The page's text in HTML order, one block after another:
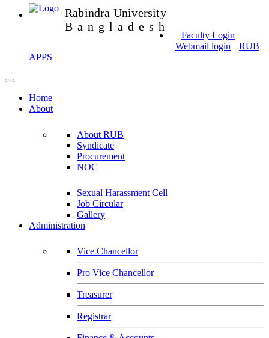
Rabindra University
Bangladesh
Faculty Login
Webmail login
RUB
APPS
Home
About
About RUB
Syndicate
Procurement
NOC
Sexual Harassment Cell
Job Circular
Gallery
Administration
Vice Chancellor
Pro Vice Chancellor
Treasurer
Registrar